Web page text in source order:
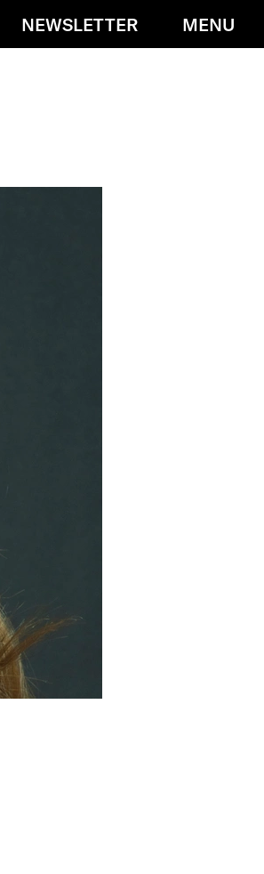
SucheNEWSLETTER MENU